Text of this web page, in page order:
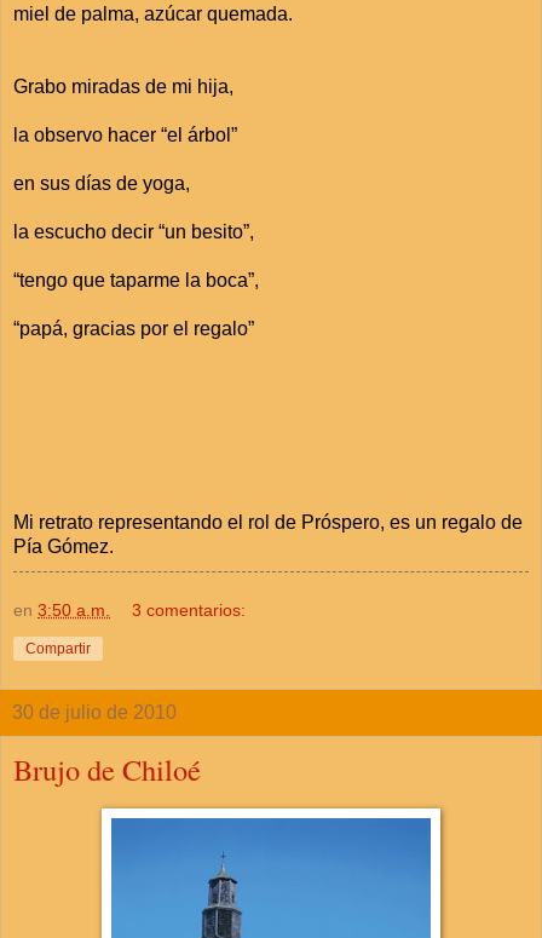
miel de palma, azúcar quemada.
Grabo miradas de mi hija,
la observo hacer “el árbol”
en sus días de yoga,
la escucho decir “un besito”,
“tengo que taparme la boca”,
“papá, gracias por el regalo”
Mi retrato representando el rol de Próspero, es un regalo de
Pía Gómez.
en 3:50 a.m. 3 comentarios:
Compartir
30 de julio de 2010
Brujo de Chiloé